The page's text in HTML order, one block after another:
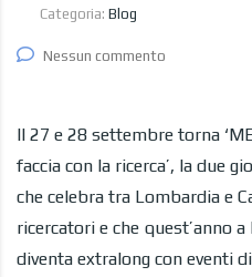
Categoria: Blog
Nessun commento
Il 27 e 28 settembre torna
faccia con la ricerca’, la due
che celebra tra Lombardia e
ricercatori e che quest’anno
diventa extralong con eventi